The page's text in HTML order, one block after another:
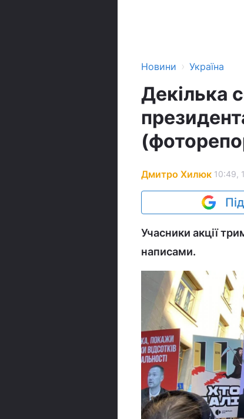
Новини › Україна
Декілька
Дмитро Хилюк 10:49,
Учасники акції
написами.